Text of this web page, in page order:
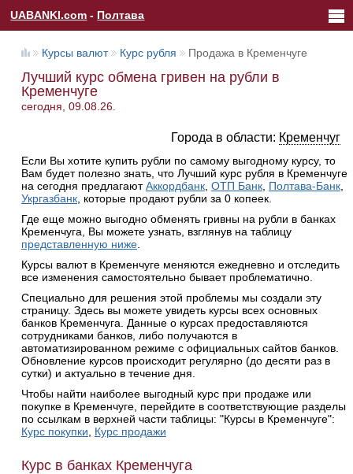
UABANKI.com - Полтава
Курсы валют Курс рубля Продажа в Кременчуге
Лучший курс обмена гривен на рубли в
Кременчуге
сегодня, 09.08.26.
Города в области: Кременчуг
Если Вы хотите купить рубли по самому выгодному курсу, то
Вам будет полезно знать, что Лучший курс рубля в Кременчуге
на сегодня предлагаютАккордбанк, ОТП Банк, Полтава-Банк,
Укргазбанк, которые продают рубли за 0 копеек.
Где еще можно выгодно обменять гривны на рубли в банках
Кременчуга, Вы можете узнать, взглянув на таблицу
представленную ниже.
Курсы валют в Кременчуге меняются ежедневно и отследить
все изменения самостоятельно бывает проблематично.
Специально для решения этой проблемы мы создали эту
страницу. Здесь вы можете увидеть курсы всех основных
банков Кременчуга. Данные о курсах предоставляются
сотрудниками банков, либо получаются в
автоматизированном режиме с официальных сайтов банков.
Обновление курсов происходит регулярно (до десяти раз в
сутки) и актуально в течение дня.
Чтобы найти наиболее выгодный курс при продаже или
покупке в Кременчуге, перейдите в соответствующие разделы
по ссылкам в верхней части таблицы: "Курсы в Кременчуге":
Курс покупки
Курс продажи
Курс в банках Кременчуга